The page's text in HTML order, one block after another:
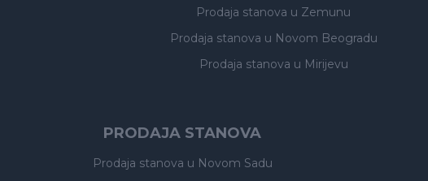
Prodaja stanova u Zemunu
Prodaja stanova u Novom Beogradu
Prodaja stanova u Mirijevu
PRODAJA STANOVA
Prodaja stanova u Novom Sadu